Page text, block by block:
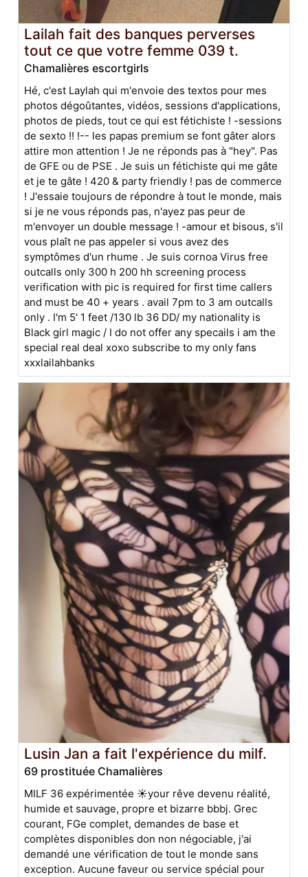
Lailah fait des banques perverses
tout ce que votre femme 039 t.
Chamalières escortgirls
Hé, c'est Laylah qui m'envoie des textos pour mes
photos dégoûtantes, vidéos, sessions d'applications,
photos de pieds, tout ce qui est fétichiste ! -sessions
de sexto !! !-- les papas premium se font gâter alors
attire mon attention ! Je ne réponds pas à "hey". Pas
de GFE ou de PSE . Je suis un fétichiste qui me gâte
et je te gâte ! 420 & party friendly ! pas de commerce
! J'essaie toujours de répondre à tout le monde, mais
si je ne vous réponds pas, n'ayez pas peur de
m'envoyer un double message ! -amour et bisous, s'il
vous plaît ne pas appeler si vous avez des
symptômes d'un rhume . Je suis cornoa Virus free
outcalls only 300 h 200 hh screening process
verification with pic is required for first time callers
and must be 40 + years . avail 7pm to 3 am outcalls
only . I'm 5' 1 feet /130 lb 36 DD/ my nationality is
Black girl magic / I do not offer any specails i am the
special real deal xoxo subscribe to my only fans
xxxlailahbanks
Lusin Jan a fait l'expérience du milf.
69 prostituée Chamalières
MILF 36 expérimentée ☀️your rêve devenu réalité,
humide et sauvage, propre et bizarre bbbj. Grec
courant, FGe complet, demandes de base et
complètes disponibles don non négociable, j'ai
demandé une vérification de tout le monde sans
exception. Aucune faveur ou service spécial pour